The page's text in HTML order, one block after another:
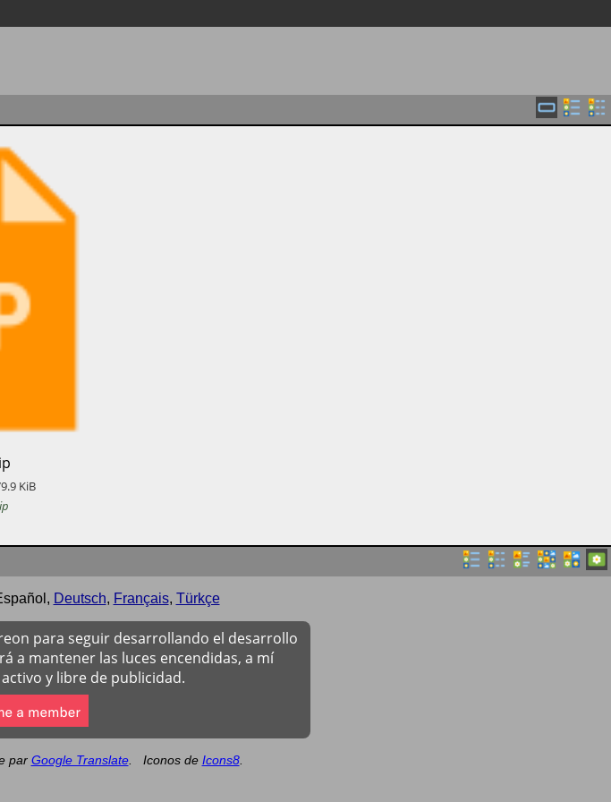
KiB
, Deutsch, Français, Türkçe
para seguir desarrollando el desarrollo
a mantener las luces encendidas, a mí
y libre de publicidad.
par Google Translate. Iconos de Icons8.